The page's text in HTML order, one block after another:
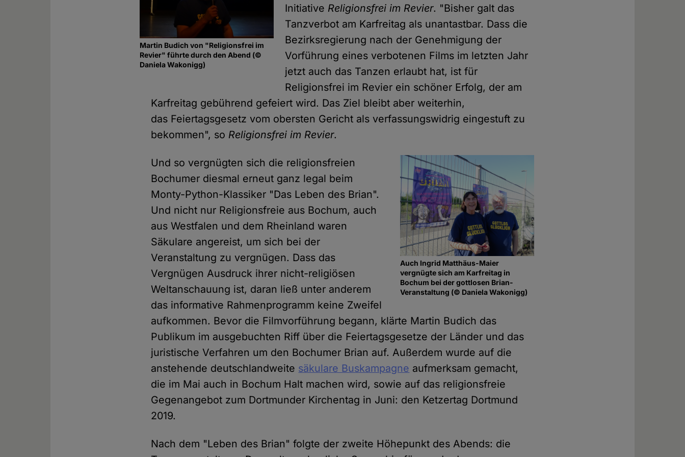
Martin Budich von "Religionsfrei im
Revier" führte durch den Abend (©
Daniela Wakonigg)
Initiative Religionsfrei im Revier. "Bisher galt das
Tanzverbot am Karfreitag als unantastbar. Dass die
Bezirksregierung nach der Genehmigung der
Vorführung eines verbotenen Films im letzten Jahr
jetzt auch das Tanzen erlaubt hat, ist für
Religionsfrei im Revier ein schöner Erfolg, der am
Karfreitag gebührend gefeiert wird. Das Ziel bleibt aber weiterhin,
das Feiertagsgesetz vom obersten Gericht als verfassungswidrig eingestuft zu
bekommen", so Religionsfrei im Revier.
Auch Ingrid Matthäus-Maier
vergnügte sich am Karfreitag in
Bochum bei der gottlosen Brian-
Veranstaltung (© Daniela Wakonigg)
Und so vergnügten sich die religionsfreien
Bochumer diesmal erneut ganz legal beim
Monty-Python-Klassiker "Das Leben des Brian".
Und nicht nur Religionsfreie aus Bochum, auch
aus Westfalen und dem Rheinland waren
Säkulare angereist, um sich bei der
Veranstaltung zu vergnügen. Dass das
Vergnügen Ausdruck ihrer nicht-religiösen
Weltanschauung ist, daran ließ unter anderem
das informative Rahmenprogramm keine Zweifel
aufkommen. Bevor die Filmvorführung begann, klärte Martin Budich das
Publikum im ausgebuchten Riff über die Feiertagsgesetze der Länder und das
juristische Verfahren um den Bochumer Brian auf. Außerdem wurde auf die
anstehende deutschlandweite säkulare Buskampagne aufmerksam gemacht,
die im Mai auch in Bochum Halt machen wird, sowie auf das religionsfreie
Gegenangebot zum Dortmunder Kirchentag in Juni: den Ketzertag Dortmund
2019.
Nach dem "Leben des Brian" folgte der zweite Höhepunkt des Abends: die